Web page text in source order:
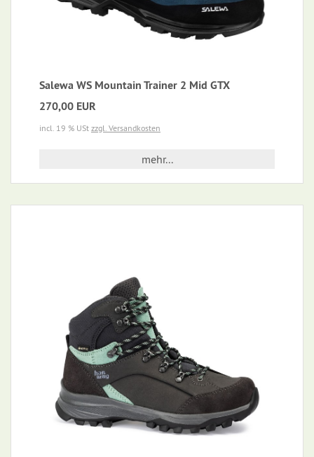
Salewa WS Mountain Trainer 2 Mid GTX
270,00 EUR
incl. 19 % USt zzgl. Versandkosten
mehr...